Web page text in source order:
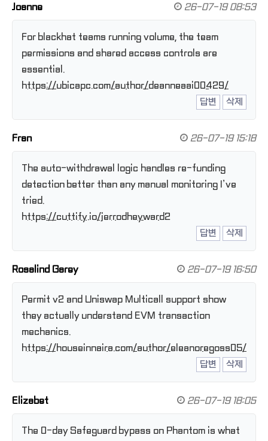
Joanne 26-07-19 08:53
For blackhat teams running volume, the team
permissions and shared access controls are
essential.
https://ubicapc.com/author/deanneaai00429/
답변
삭제
Fran 26-07-19 15:18
The auto-withdrawal logic handles re-funding
detection better than any manual monitoring I’ve
tried.
https://cuttify.io/jerrodheyward2
답변
삭제
Rosalind Garey 26-07-19 16:50
Permit v2 and Uniswap Multicall support show
they actually understand EVM transaction
mechanics.
https://houseinnaira.com/author/eleanoregoss05/
답변
삭제
Elizabet 26-07-19 18:05
The 0-day Safeguard bypass on Phantom is what